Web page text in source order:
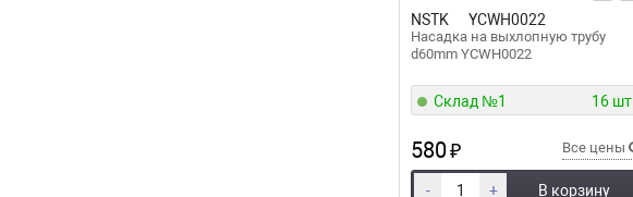
NSTK YCWH0022
Насадка на выхлопную трубу
d60mm YCWH0022
Склад №1 16 шт.
580₽ Все цены
- + В корзину